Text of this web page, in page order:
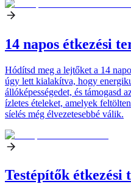
14 napos étkezési
Hódítsd meg a lejtőket a 14
úgy lett kialakítva, hogy
állóképességedet, és támogasd
ízletes ételeket, amelyek
síelés még élvezetesebbé válik.
Testépítők étkezési